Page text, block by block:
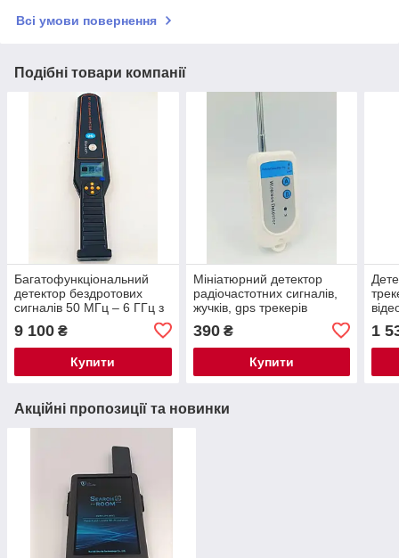
Всі умови повернення
Подібні товари компанії
Багатофункціональний
детектор бездротових
сигналів 50 МГц – 6 ГГц з
записом та аналізом (RF /
Bluetooth TAG / GPS)
9 100 ₴
Купити
Мініатюрний детектор
радіочастотних сигналів,
жучків, gps трекерів
Wireless Detector 1 МГц до
6000 МГц.
390₴
Купити
1
Акційні пропозиції та новинки